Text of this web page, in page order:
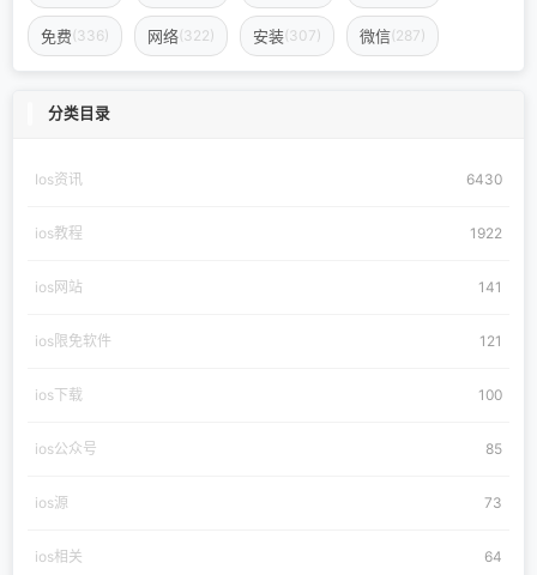
免费(336) 网络(322) 安装(307) 微信(287)
分类目录
Ios资讯 6430
ios教程 1922
ios网站 141
ios限免软件 121
ios下载 100
ios公众号 85
ios源 73
ios相关 64